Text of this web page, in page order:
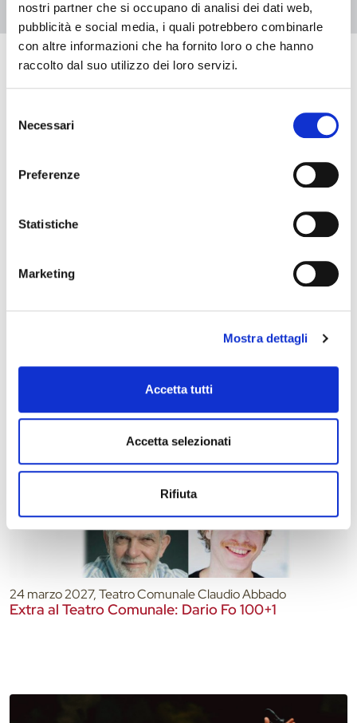
nostri partner che si occupano di analisi dei dati web,
pubblicità e social media, i quali potrebbero combinarle
con altre informazioni che ha fornito loro o che hanno
raccolto dal suo utilizzo dei loro servizi.
delNecessari
Preferenze
Statistiche
Marketing
Mostra dettagli
Accetta tutti
Accetta selezionati
Rifiuta
Eventi in arrivo
Data e ora di fine
21 marzo 2027, Ridotto Teatro Comunale “Claudio Abbado”
Stagione Concertistica – MDI Ensemble – Ridotto
24 marzo 2027, Teatro Comunale Claudio Abbado
Extra al Teatro Comunale: Dario Fo 100+1